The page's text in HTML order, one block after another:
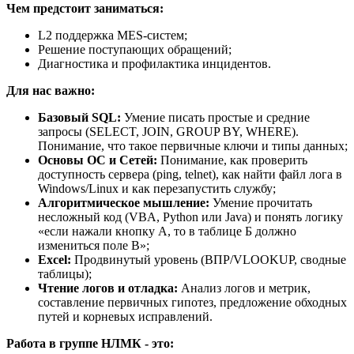
Чем предстоит заниматься:
L2 поддержка MES-систем;
Решение поступающих обращений;
Диагностика и профилактика инцидентов.
Для нас важно:
Базовый SQL: Умение писать простые и средние
запросы (SELECT, JOIN, GROUP BY, WHERE).
Понимание, что такое первичные ключи и типы данных;
Основы ОС и Сетей: Понимание, как проверить
доступность сервера (ping, telnet), как найти файл лога в
Windows/Linux и как перезапустить службу;
Алгоритмическое мышление: Умение прочитать
несложный код (VBA, Python или Java) и понять логику
«если нажали кнопку А, то в таблице Б должно
измениться поле В»;
Excel: Продвинутый уровень (ВПР/VLOOKUP, сводные
таблицы);
Чтение логов и отладка: Анализ логов и метрик,
составление первичных гипотез, предложение обходных
путей и корневых исправлений.
Работа в группе НЛМК - это: